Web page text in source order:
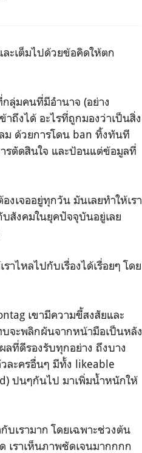
ะเต็มไปด้วยข้อคิดให้ตก
ลุ่มคนที่มีอำนาจ (อย่าง
ถึงได้ อะไรที่ถูกมองว่าเป็นสิ่ง
ด้วยการโดน ban ทิ้งทันที
รตัดสินใจ และป้อนแต่ข้อมูลที่
เจออยู่ทุกวัน มันเลยทำให้เรา
สังคมในยุคปัจจุบันอยู่เลย
าไหลไปกับเรื่องได้เรื่อยๆ โดย
เขามีความขี้สงสัยและ
จะพลิกผันจากหน้ามือเป็นหลัง
ลที่ดีรองรับทุกอย่าง ถึงบาง
ละครอื่นๆ มีทั้ง likeable
ปนๆกันไป มาเพิ่มน้ำหนักให้
บเรามาก โดยเฉพาะช่วงต้น
เราเห็นภาพชัดเจนมากกกก